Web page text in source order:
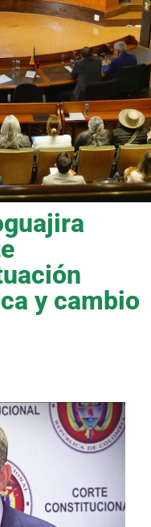
y cambio